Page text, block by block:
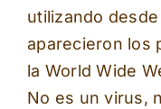
utilizando
aparecieron los
la World Wide
No es un virus,